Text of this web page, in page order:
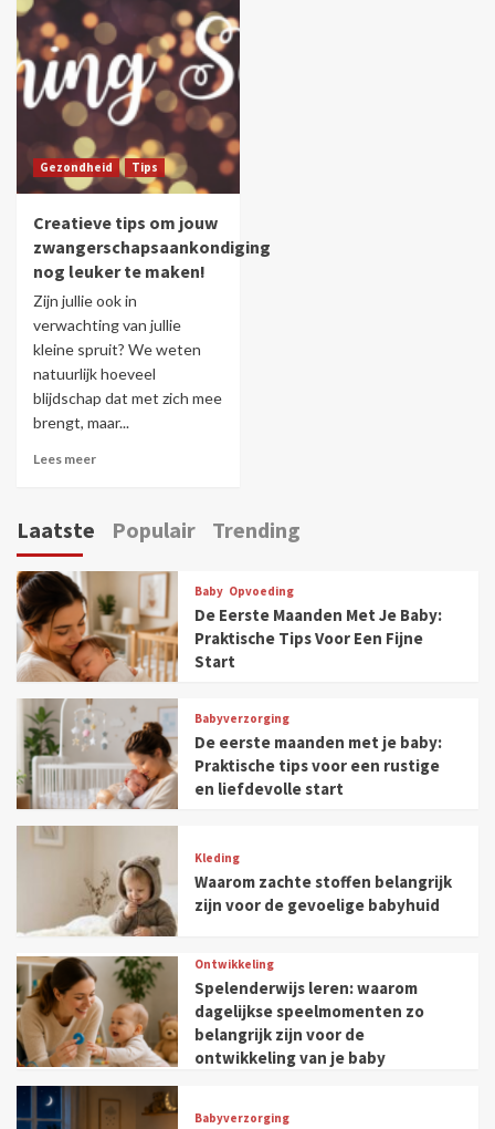
Gezondheid Tips
Creatieve tips om jouw
zwangerschapsaankondiging
nog leuker te maken!
Zijn jullie ook in
verwachting van jullie
kleine spruit? We weten
natuurlijk hoeveel
blijdschap dat met zich mee
brengt, maar...
Lees meer
Laatste Populair Trending
Baby Opvoeding
De Eerste Maanden Met Je Baby:
Praktische Tips Voor Een Fijne
Start
Babyverzorging
De eerste maanden met je baby:
Praktische tips voor een rustige
en liefdevolle start
Kleding
Waarom zachte stoffen belangrijk
zijn voor de gevoelige babyhuid
Ontwikkeling
Spelenderwijs leren: waarom
dagelijkse speelmomenten zo
belangrijk zijn voor de
ontwikkeling van je baby
Babyverzorging